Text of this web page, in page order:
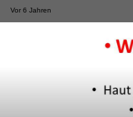
Vor 6 Jahren